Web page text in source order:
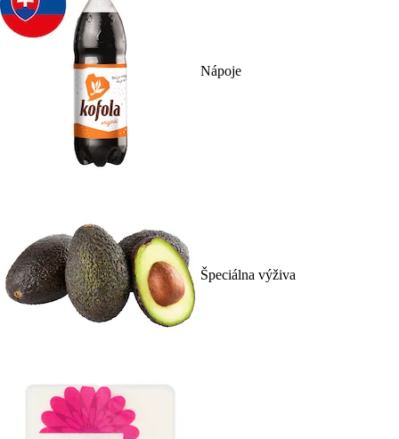
Nápoje
Špeciálna výživa